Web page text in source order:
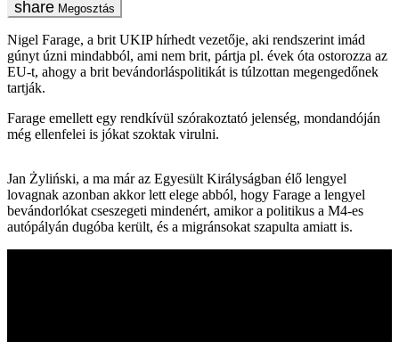
Megosztás
Nigel Farage, a brit UKIP hírhedt vezetője, aki rendszerint imád
gúnyt úzni mindabból, ami nem brit, pártja pl. évek óta ostorozza az
EU-t, ahogy a brit bevándorláspolitikát is túlzottan megengedőnek
tartják.
Farage emellett egy rendkívül szórakoztató jelenség, mondandóján
még ellenfelei is jókat szoktak virulni.
Jan Żyliński, a ma már az Egyesült Királyságban élő lengyel
lovagnak azonban akkor lett elege abból, hogy Farage a lengyel
bevándorlókat cseszegeti mindenért, amikor a politikus a M4-es
autópályán dugóba került, és a migránsokat szapulta amiatt is.